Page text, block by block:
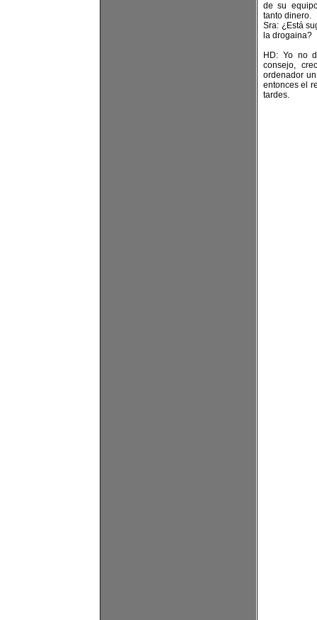
de su
tanto dinero.
Sra: ¿Está
la drogaina?
HD: Yo no
consejo,
ordenador
entonces el
tardes.